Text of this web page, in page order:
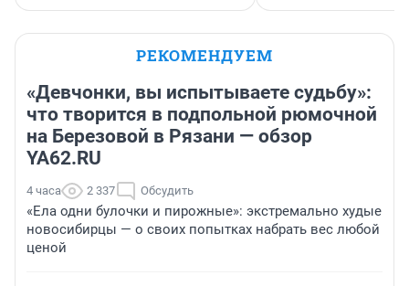
РЕКОМЕНДУЕМ
«Девчонки, вы испытываете судьбу»:
что творится в подпольной рюмочной
на Березовой в Рязани — обзор
YA62.RU
4 часа 2 337 Обсудить
«Ела одни булочки и пирожные»: экстремально худые
новосибирцы — о своих попытках набрать вес любой
ценой